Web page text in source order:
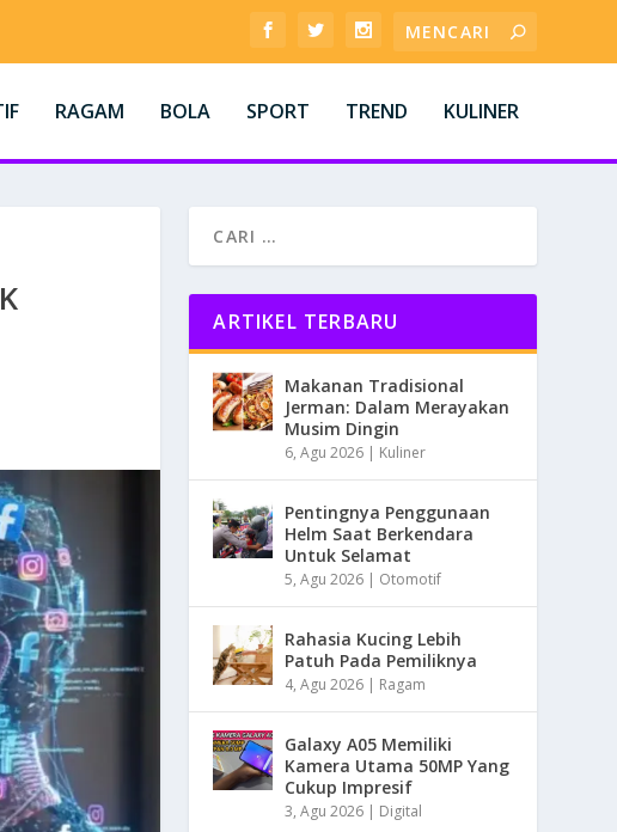
RAGAM BOLA SPORT TREND KULINER
ARTIKEL TERBARU
Makanan Tradisional
Jerman: Dalam Merayakan
Musim Dingin
6, Agu 2026 | Kuliner
Pentingnya Penggunaan
Helm Saat Berkendara
Untuk Selamat
5, Agu 2026 | Otomotif
Rahasia Kucing Lebih
Patuh Pada Pemiliknya
4, Agu 2026 | Ragam
Galaxy A05 Memiliki
Kamera Utama 50MP Yang
Cukup Impresif
3, Agu 2026 | Digital